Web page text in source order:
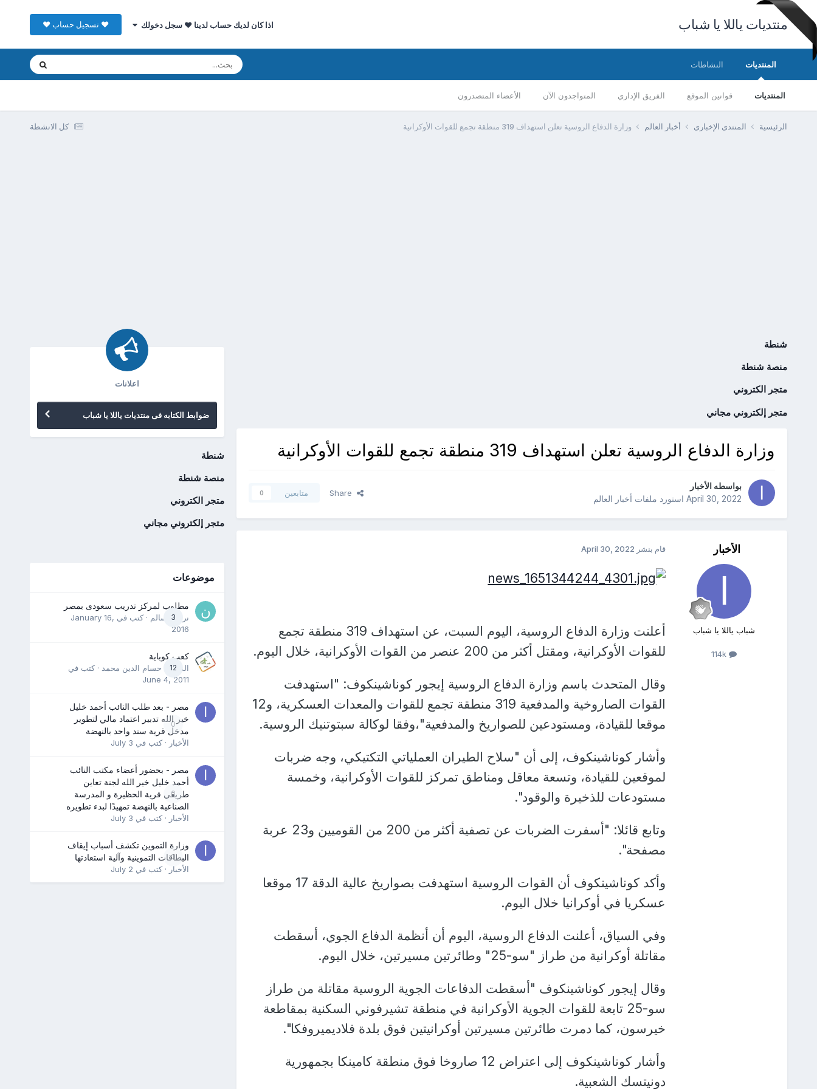
منتديات ياللا يا شباب اذا كان لديك حساب لدينا ♥ سجل دخولك ♥ تسجيل حساب ♥
المنتديات
المنتديات قوانين الموقع الفريق الإداري المتواجدون الآن الأعضاء المتصدرون
النشاطات
كل الانشطة الرئيسية المنتدى الإخبارى أخبار العالم وزارة الدفاع الروسية تعلن استهداف 319 منطقة تجمع للقوات الأوكرانية
شنطة
منصة شنطة
متجر الكتروني
متجر إلكتروني مجاني
وزارة الدفاع الروسية تعلن استهداف 319 منطقة تجمع للقوات الأوكرانية
بواسطه الأخبار
April 30, 2022استورد ملفات أخبار العالم
Share متابعين 0
الأخبار
شباب ياللا يا شباب
114k
قام بنشر April 30, 2022
أعلنت وزارة الدفاع الروسية، اليوم السبت، عن استهداف 319 منطقة تجمع
للقوات الأوكرانية، ومقتل أكثر من 200 عنصر من القوات الأوكرانية، خلال اليوم.
وقال المتحدث باسم وزارة الدفاع الروسية إيجور كوناشينكوف: "استهدفت
القوات الصاروخية والمدفعية 319 منطقة تجمع للقوات والمعدات العسكرية، و12
موقعا للقيادة، ومستودعين للصواريخ والمدفعية"،وفقا لوكالة سبتوتنيك الروسية.
وأشار كوناشينكوف، إلى أن "سلاح الطيران العملياتي التكتيكي، وجه ضربات
لموقعين للقيادة، وتسعة معاقل ومناطق تمركز للقوات الأوكرانية، وخمسة
مستودعات للذخيرة والوقود".
وتابع قائلا: "أسفرت الضربات عن تصفية أكثر من 200 من القوميين و23 عربة
مصفحة".
وأكد كوناشينكوف أن القوات الروسية استهدفت بصواريخ عالية الدقة 17 موقعا
عسكريا في أوكرانيا خلال اليوم.
وفي السياق، أعلنت الدفاع الروسية، اليوم أن أنظمة الدفاع الجوي، أسقطت
مقاتلة أوكرانية من طراز "سو-25" وطائرتين مسيرتين، خلال اليوم.
وقال إيجور كوناشينكوف "أسقطت الدفاعات الجوية الروسية مقاتلة من طراز
سو-25 تابعة للقوات الجوية الأوكرانية في منطقة تشيرفوني السكنية بمقاطعة
خيرسون، كما دمرت طائرتين مسيرتين أوكرانيتين فوق بلدة فلاديميروفكا".
وأشار كوناشينكوف إلى اعتراض 12 صاروخا فوق منطقة كامينكا بجمهورية
دونيتسك الشعبية.
اعلانات
ضوابط الكتابه فى منتديات ياللا يا شباب
شنطة
منصة شنطة
متجر الكتروني
متجر إلكتروني مجاني
موضوعات
3
مطلوب لمركز تدريب سعودى بمصر
نرمين سالم · كتب في January 16,
2016
12
كعب كوباية
المدرب حسام الدين محمد · كتب في
June 4, 2011
0
مصر - بعد طلب النائب أحمد خليل
خير الله تدبير اعتماد مالي لتطوير
مدخل قرية سند واحد بالنهضة
الأخبار · كتب في July 3
0
مصر - بحضور أعضاء مكتب النائب
أحمد خليل خير الله لجنة تعاين
طريقي قرية الحظيرة و المدرسة
الصناعية بالنهضة تمهيدًا لبدء تطويره
الأخبار · كتب في July 3
0
وزارة التموين تكشف أسباب إيقاف
البطاقات التموينية وآلية استعادتها
الأخبار · كتب في July 2